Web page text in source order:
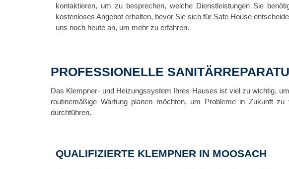
kontaktieren, um zu besprechen, welche Dienstleistungen Sie
kostenloses Angebot erhalten, bevor Sie sich für Safe House
uns noch heute an, um mehr zu erfahren.
PROFESSIONELLE
Das Klempner- und Heizungssystem Ihres Hauses ist viel zu wichtig,
routinemäßige Wartung planen möchten, um Probleme in Zukunft
durchführen.
QUALIFIZIERTE KLEMPNER IN MOOSACH